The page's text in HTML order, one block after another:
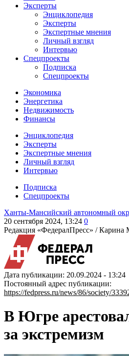
Эксперты
Энциклопедия
Эксперты
Экспертные мнения
Личный взгляд
Интервью
Спецпроекты
Подписка
Спецпроекты
Экономика
Энергетика
Недвижимость
Финансы
Энциклопедия
Эксперты
Экспертные мнения
Личный взгляд
Интервью
Подписка
Спецпроекты
Ханты-Мансийский автономный
20 сентября 2024, 13:24 0
Редакция «ФедералПресс» /Карина
Дата публикации: 20.09.2024 - 13:24
Постоянный адрес публикации:
https://fedpress.ru/news/86/society/
В Югре
за экстремизм